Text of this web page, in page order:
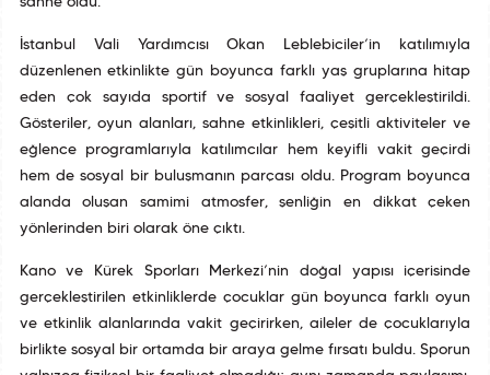
sahne oldu.
İstanbul Vali Yardımcısı Okan Leblebiciler’in katılımıyla
düzenlenen etkinlikte gün boyunca farklı yaş gruplarına hitap
eden çok sayıda sportif ve sosyal faaliyet gerçekleştirildi.
Gösteriler, oyun alanları, sahne etkinlikleri, çeşitli aktiviteler ve
eğlence programlarıyla katılımcılar hem keyifli vakit geçirdi
hem de sosyal bir buluşmanın parçası oldu. Program boyunca
alanda oluşan samimi atmosfer, şenliğin en dikkat çeken
yönlerinden biri olarak öne çıktı.
Kano ve Kürek Sporları Merkezi’nin doğal yapısı içerisinde
gerçekleştirilen etkinliklerde çocuklar gün boyunca farklı oyun
ve etkinlik alanlarında vakit geçirirken, aileler de çocuklarıyla
birlikte sosyal bir ortamda bir araya gelme fırsatı buldu. Sporun